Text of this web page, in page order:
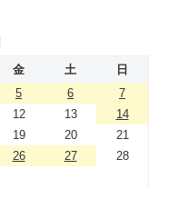
金 土
日
5 6
7
12 13
14
19 20
21
26 27
28